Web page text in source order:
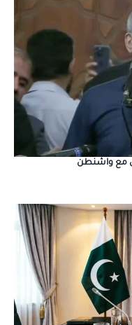
مع واشنطن